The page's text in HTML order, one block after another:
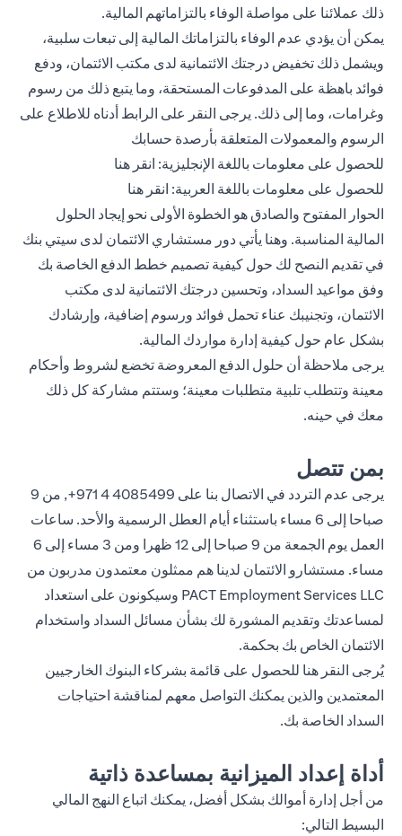
ذلك عملائنا على مواصلة الوفاء بالتزاماتهم المالية.
يمكن أن يؤدي عدم الوفاء بالتزاماتك المالية إلى تبعات سلبية،
ويشمل ذلك تخفيض درجتك الائتمانية لدى مكتب الائتمان، ودفع
فوائد باهظة على المدفوعات المستحقة، وما يتبع ذلك من رسوم
وغرامات، وما إلى ذلك. يرجى النقر على الرابط أدناه للاطلاع على
الرسوم والمعمولات المتعلقة بأرصدة حسابك
للحصول على معلومات باللغة الإنجليزية: انقر هنا
للحصول على معلومات باللغة العربية: انقر هنا
الحوار المفتوح والصادق هو الخطوة الأولى نحو إيجاد الحلول
المالية المناسبة. وهنا يأتي دور مستشاري الائتمان لدى سيتي بنك
في تقديم النصح لك حول كيفية تصميم خطط الدفع الخاصة بك
وفق مواعيد السداد، وتحسين درجتك الائتمانية لدى مكتب
الائتمان، وتجنيبك عناء تحمل فوائد ورسوم إضافية، وإرشادك
بشكل عام حول كيفية إدارة مواردك المالية.
يرجى ملاحظة أن حلول الدفع المعروضة تخضع لشروط وأحكام
معينة وتتطلب تلبية متطلبات معينة؛ وستتم مشاركة كل ذلك
معك في حينه.
بمن تتصل
يرجى عدم التردد في الاتصال بنا على 4085499 4 971+
, من 9
صباحا إلى 6 مساء باستثناء أيام العطل الرسمية والأحد. ساعات
العمل يوم الجمعة من 9 صباحا إلى 12 ظهرا ومن 3 مساء إلى 6
مساء. مستشارو الائتمان لدينا هم ممثلون معتمدون مدربون من
PACT Employment Services LLC وسيكونون على استعداد
لمساعدتك وتقديم المشورة لك بشأن مسائل السداد واستخدام
الائتمان الخاص بك بحكمة.
يُرجى النقر هنا للحصول على قائمة بشركاء البنوك الخارجيين
المعتمدين والذين يمكنك التواصل معهم لمناقشة احتياجات
السداد الخاصة بك.
أداة إعداد الميزانية بمساعدة ذاتية
من أجل إدارة أموالك بشكل أفضل، يمكنك اتباع النهج المالي
البسيط التالي: